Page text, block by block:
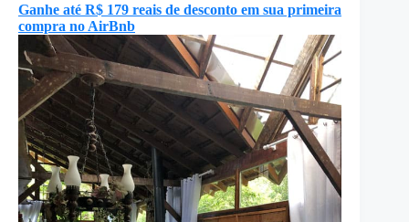
Ganhe até R$ 179 reais de desconto em sua primeira
compra no AirBnb